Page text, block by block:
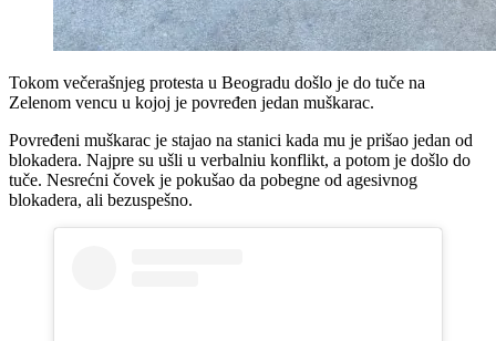
Tokom večerašnjeg protesta u Beogradu došlo je do tuče na
Zelenom vencu u kojoj je povređen jedan muškarac.
Povređeni muškarac je stajao na stanici kada mu je prišao jedan od
blokadera. Najpre su ušli u verbalniu konflikt, a potom je došlo do
tuče. Nesrećni čovek je pokušao da pobegne od agesivnog
blokadera, ali bezuspešno.